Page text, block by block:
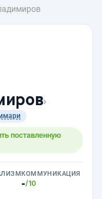
›
поставленную
КОММУНИКАЦИЯ
-/10